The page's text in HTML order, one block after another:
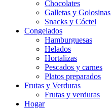
Chocolates
Galletas y Golosinas
Snacks y Cóctel
Congelados
Hamburguesas
Helados
Hortalizas
Pescados y carnes
Platos preparados
Frutas y Verduras
Frutas y verduras
Hogar